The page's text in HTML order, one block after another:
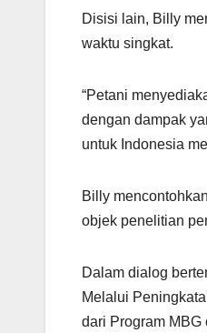
Disisi lain, Billy
waktu singkat.
“Petani
dengan dampak
untuk Indonesia
Billy
objek penelitian
Dalam dialog
Melalui
dari Program MBG